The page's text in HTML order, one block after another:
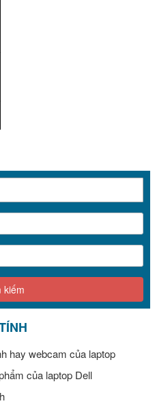
kiếm
hay webcam của laptop
của laptop Dell